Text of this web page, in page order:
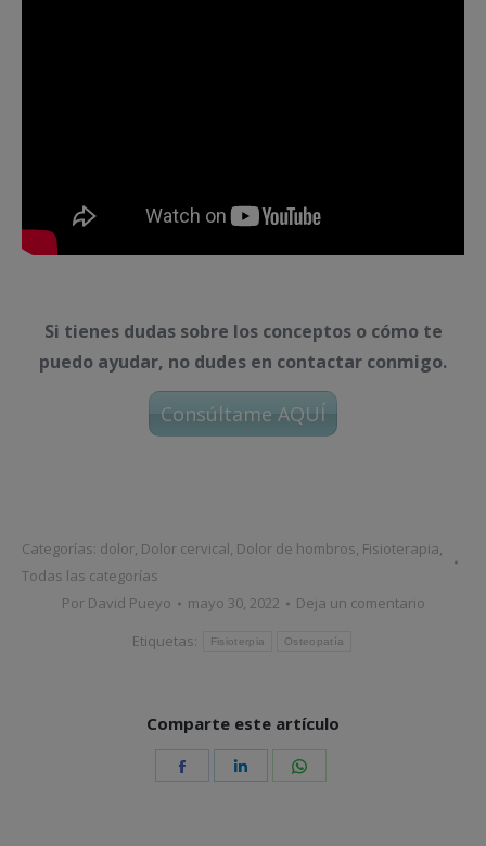
Si tienes dudas sobre los conceptos o cómo te
puedo ayudar, no dudes en contactar conmigo.
Consúltame AQUÍ
Categorías: dolor, Dolor cervical, Dolor de hombros, Fisioterapia,
Todas las categorías
Por David Pueyo mayo 30, 2022
Deja un comentario
Etiquetas:
Fisioterpia Osteopatía
Comparte este artículo
Share
Share